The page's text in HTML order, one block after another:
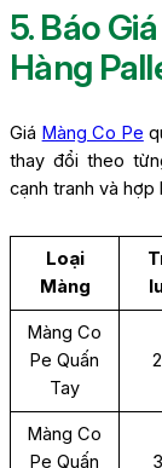
5. Báo
Hàng
Giá Màng Co Pe
thay đổi theo
cạnh tranh và hợp
Loại
Màng
Màng Co
Pe Quấn
Tay
Màng Co
Pe Quấn